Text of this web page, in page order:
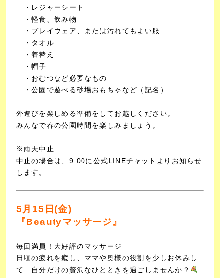
・レジャーシート
・軽食、飲み物
・プレイウェア、または汚れてもよい服
・タオル
・着替え
・帽子
・おむつなど必要なもの
・公園で遊べる砂場おもちゃなど（記名）
外遊びを楽しめる準備をしてお越しください。
みんなで春の公園時間を楽しみましょう。
※雨天中止
中止の場合は、9:00に公式LINEチャットよりお知らせ
します。
5月15日(金)
『Beautyマッサージ』
毎回満員！大好評のマッサージ
日頃の疲れを癒し、ママや奥様の役割を少しお休みし
て… 自分だけの贅沢なひとときを過ごしませんか？